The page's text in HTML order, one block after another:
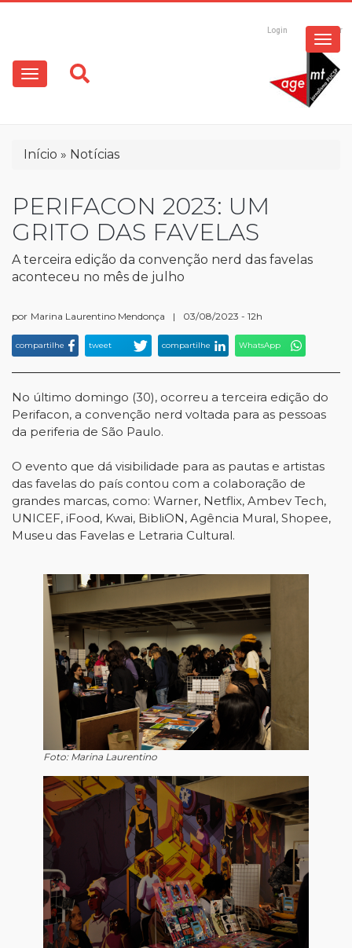
conteúdo
principal
Login Registrar
Main
navigation
Trilha
navegação
Início Notícias
PERIFACON 2023: UM
GRITO DAS FAVELAS
A terceira edição da convenção nerd das favelas
aconteceu no mês de julho
por Marina Laurentino Mendonça | 03/08/2023 - 12h
compartilhe tweet compartilhe WhatsApp
No último domingo (30), ocorreu a terceira edição do
Perifacon, a convenção nerd voltada para as pessoas
da periferia de São Paulo.
O evento que dá visibilidade para as pautas e artistas
das favelas do país contou com a colaboração de
grandes marcas, como: Warner, Netflix, Ambev Tech,
UNICEF, iFood, Kwai, BibliON, Agência Mural, Shopee,
Museu das Favelas e Letraria Cultural.
Foto: Marina Laurentino